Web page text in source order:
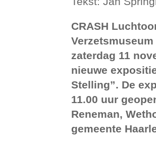
CRASH
Verzetsmuseum
zaterdag 11
nieuwe
Stelling”. De
11.00 uur
Reneman,
gemeente